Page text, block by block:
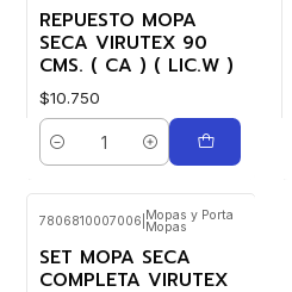
REPUESTO MOPA
SECA VIRUTEX 90
CMS. ( CA ) ( LIC.W )
$10.750
Cantidad
7806810007006 Mopas y Porta
Mopas
SET MOPA SECA
COMPLETA VIRUTEX